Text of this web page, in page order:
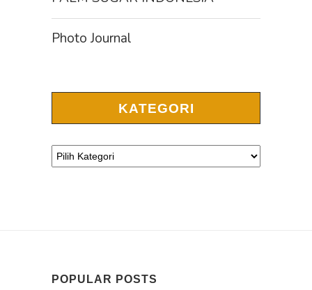
Photo Journal
KATEGORI
POPULAR POSTS